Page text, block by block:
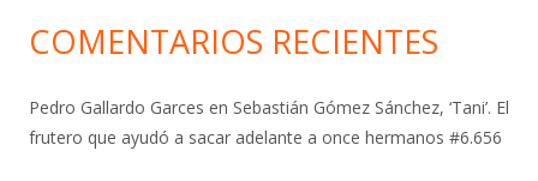
COMENTARIOS RECIENTES
Pedro Gallardo Garces en Sebastián Gómez Sánchez, ‘Tani’. El
frutero que ayudó a sacar adelante a once hermanos #6.656